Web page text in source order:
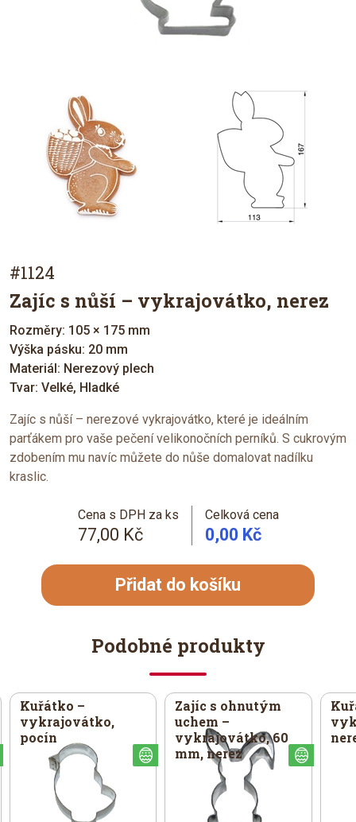
#1124
Zajíc s nůší – vykrajovátko, nerez
Rozměry: 105 × 175 mm
Výška pásku: 20 mm
Materiál: Nerezový plech
Tvar: Velké, Hladké
Zajíc s nůší – nerezové vykrajovátko, které je ideálním
parťákem pro vaše pečení velikonočních perníků. S cukrovým
zdobením mu navíc můžete do nůše domalovat nadílku
kraslic.
Cena s DPH za ks
77,00 Kč
Celková cena
0,00 Kč
Přidat do košíku
Podobné produkty
Velikonoční
Kuřátko –
vykrajovátko,
pocín
Zajíc s ohnutým
uchem –
vykrajovátko, 60
mm, nerez
Velikonoční